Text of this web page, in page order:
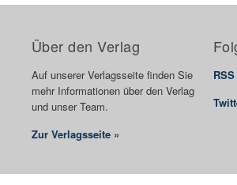
Über den Verlag
Auf unserer Verlagsseite finden Sie
mehr Informationen über den Verlag
und unser Team.
Zur Verlagsseite »
RSS